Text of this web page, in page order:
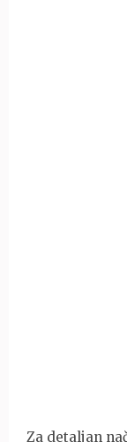
Za detaljan